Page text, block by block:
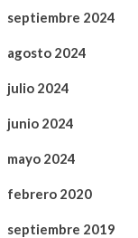
septiembre 2024
agosto 2024
julio 2024
junio 2024
mayo 2024
febrero 2020
septiembre 2019